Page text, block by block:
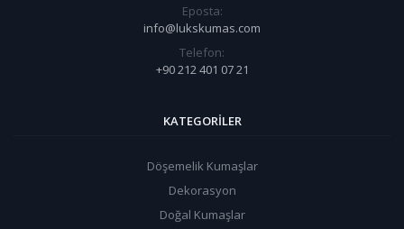
Eposta:
info@lukskumas.com
Telefon:
+90 212 401 07 21
KATEGORILER
Döşemelik Kumaşlar
Dekorasyon
Doğal Kumaşlar